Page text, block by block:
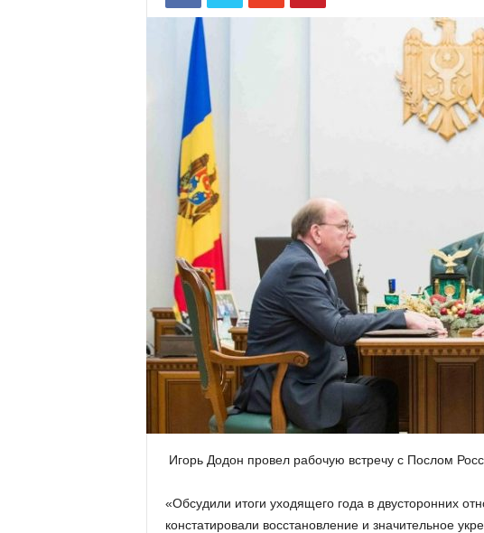
Игорь Додон провел рабочую встречу с Послом
«Обсудили итоги уходящего года в двусторонних
констатировали восстановление и значительное